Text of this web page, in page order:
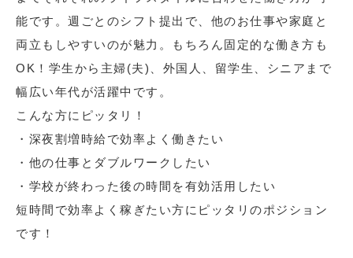
能です。週ごとのシフト提出で、他のお仕事や家庭と
両立もしやすいのが魅力。もちろん固定的な働き方も
OK！学生から主婦(夫)、外国人、留学生、シニアまで
幅広い年代が活躍中です。
こんな方にピッタリ！
・深夜割増時給で効率よく働きたい
・他の仕事とダブルワークしたい
・学校が終わった後の時間を有効活用したい
短時間で効率よく稼ぎたい方にピッタリのポジション
です！